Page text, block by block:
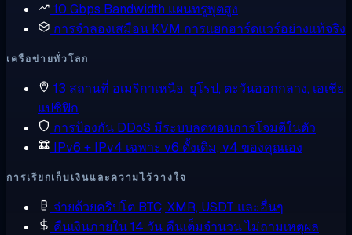
10 Gbps Bandwidth แผนทรูพุตสูง
การจำลองเสมือน KVM การแยกฮาร์ดแวร์อย่างแท้จริง
เครือข่ายทั่วโลก
13 สถานที่ อเมริกาเหนือ, ยุโรป, ตะวันออกกลาง, เอเชีย
แปซิฟิก
การป้องกัน DDoS มีระบบลดทอนการโจมตีในตัว
IPv6 + IPv4 เฉพาะ v6 ดั้งเดิม, v4 ของคุณเอง
การเรียกเก็บเงินและความไว้วางใจ
จ่ายด้วยคริปโต BTC, XMR, USDT และอื่นๆ
คืนเงินภายใน 14 วัน คืนเต็มจำนวน ไม่ถามเหตุผล